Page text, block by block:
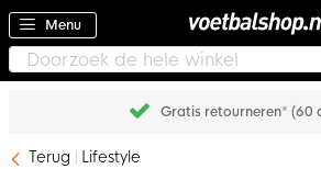
Menu
Gratis retourneren* (60
Terug Lifestyle